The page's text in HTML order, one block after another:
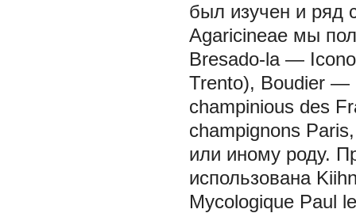
был изучен и ряд
Agaricineae мы
Bresado-la —
Trento), Boudier —
champinious des
champignons
или иному роду.
использована
Mycologique Paul